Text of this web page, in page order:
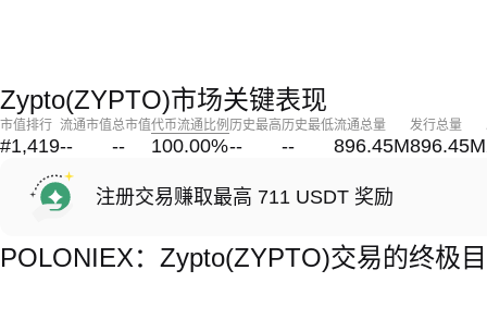
Zypto(ZYPTO)市场关键表现
市值排行
#1,419
流通市值
--
总市值
--
代币流通比例
100.00%
历史最高
--
历史最低
--
流通总量
896.45M
发行总量
896.45M
注册交易赚取最高 711 USDT 奖励
POLONIEX：Zypto(ZYPTO)交易的终极